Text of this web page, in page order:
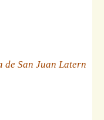
San Juan Latern